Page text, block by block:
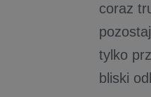
coraz
tylko
bliski